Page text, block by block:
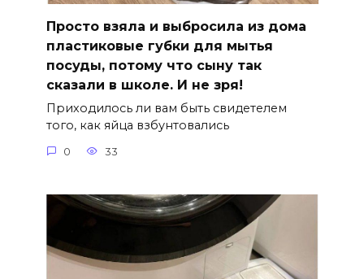
Просто взяла и выбросила из дома
пластиковые губки для мытья
посуды, потому что сыну так
сказали в школе. И не зря!
Приходилось ли вам быть свидетелем
того, как яйца взбунтовались
0 33